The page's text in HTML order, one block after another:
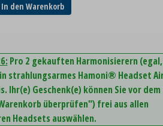
In den Warenkorb
Pro 2 gekauften Harmonisierern (egal,
strahlungsarmes Hamoni® Headset
Ihr(e) Geschenk(e) können Sie vor dem
überprüfen") frei aus allen
Headsets auswählen.